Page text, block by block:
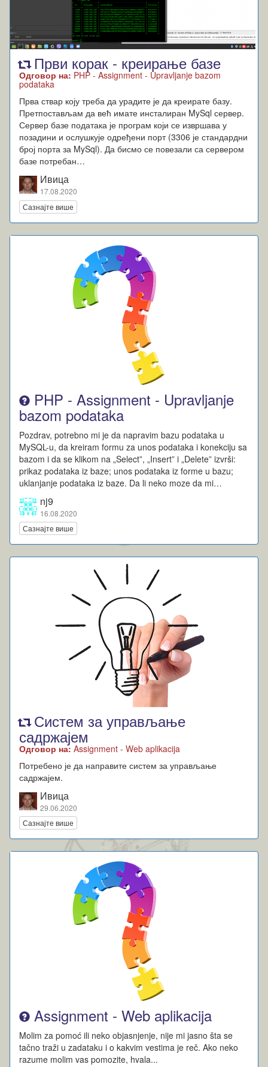
Први корак - креирање базе
Одговор на: PHP - Assignment - Upravljanje bazom
podataka
Прва ствар коју треба да урадите је да креирате базу.
Претпостављам да већ имате инсталиран MySql сервер.
Сервер базе података је програм који се извршава у
позадини и ослушкује одређени порт (3306 је стандардни
број порта за MySql). Да бисмо се повезали са сервером
базе потребан…
Ивица
17.08.2020
Сазнајте више
PHP - Assignment - Upravljanje
bazom podataka
Pozdrav, potrebno mi je da napravim bazu podataka u
MySQL-u, da kreiram formu za unos podataka i konekciju sa
bazom i da se klikom na „Select”, „Insert” i „Delete” izvrši:
prikaz podataka iz baze; unos podataka iz forme u bazu;
uklanjanje podataka iz baze. Da li neko moze da mi…
nj9
16.08.2020
Сазнајте више
Систем за управљање
садржајем
Одговор на:Assignment - Web aplikacija
Потребено је да направите систем за управљање
садржајем.
Ивица
29.06.2020
Сазнајте више
Assignment - Web aplikacija
Molim za pomoć ili neko objasnjenje, nije mi jasno šta se
tačno traži u zadataku i o kakvim vestima je reč. Ako neko
razume molim vas pomozite, hvala...